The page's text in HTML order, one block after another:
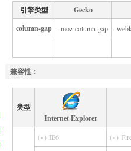
引擎类型
Gecko
column-gap
-moz-column-gap -
兼容性：
类型
Internet Explorer
(×) IE6 (×)